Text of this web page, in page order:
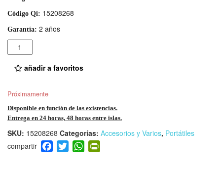
Código Qi: 15208268
Garantía: 2 años
Cantidad
añadir a favoritos
Próximamente
Disponible en función de las existencias.
Entrega en 24 horas, 48 horas entre islas.
SKU: 15208268 Categorías: Accesorios y Varios, Portátiles
F
a
T
wi
W
h